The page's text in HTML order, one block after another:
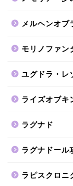
メルヘンオブ
モリノファン
ユグドラ・レ
ライズオブキ
ラグナド
ラグナドール
ラピスクロニ